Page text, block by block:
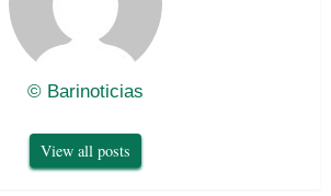
© Barinoticias
View all posts